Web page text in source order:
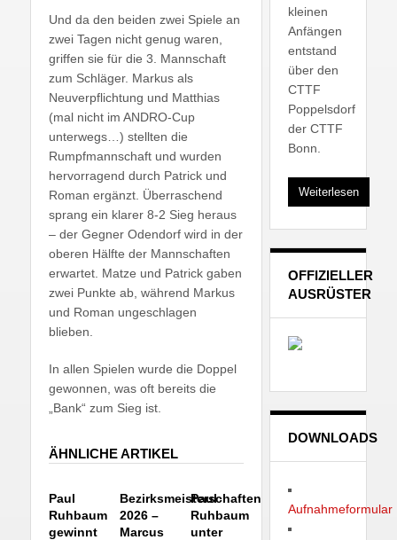
Und da den beiden zwei Spiele an
zwei Tagen nicht genug waren,
griffen sie für die 3. Mannschaft
zum Schläger. Markus als
Neuverpflichtung und Matthias
(mal nicht im ANDRO-Cup
unterwegs…) stellten die
Rumpfmannschaft und wurden
hervorragend durch Patrick und
Roman ergänzt. Überraschend
sprang ein klarer 8-2 Sieg heraus
– der Gegner Odendorf wird in der
oberen Hälfte der Mannschaften
erwartet. Matze und Patrick gaben
zwei Punkte ab, während Markus
und Roman ungeschlagen
blieben.
In allen Spielen wurde die Doppel
gewonnen, was oft bereits die
„Bank“ zum Sieg ist.
ÄHNLICHE ARTIKEL
Paul
Ruhbaum
gewinnt
Bezirksmeisterschaften
2026 –
Marcus
Paul
Ruhbaum
unter
kleinen
Anfängen
entstand
über den
CTTF
Poppelsdorf
der CTTF
Bonn.
Weiterlesen
OFFIZIELLER
AUSRÜSTER
DOWNLOADS
Aufnahmeformular